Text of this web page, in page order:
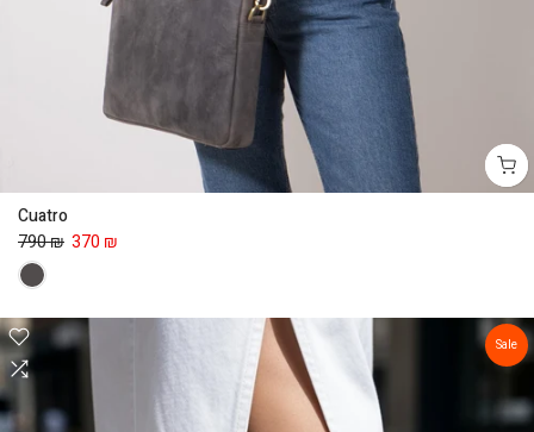
Cuatro
790 ₪ 370 ₪
Sale